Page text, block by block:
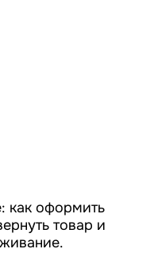
как оформить
товар и